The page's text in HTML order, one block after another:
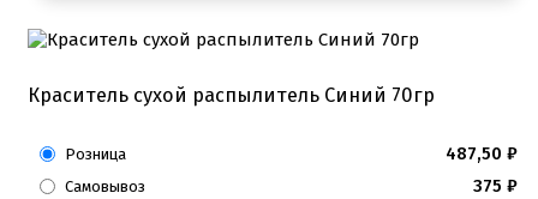
Краситель сухой распылитель Синий 70гр
Розница 487,50 ₽
Самовывоз 375 ₽